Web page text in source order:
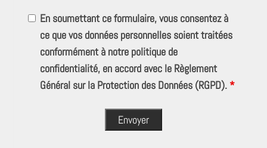
En soumettant ce formulaire, vous consentez à
ce que vos données personnelles soient traitées
conformément à notre politique de
confidentialité, en accord avec le Règlement
Général sur la Protection des Données (RGPD). *